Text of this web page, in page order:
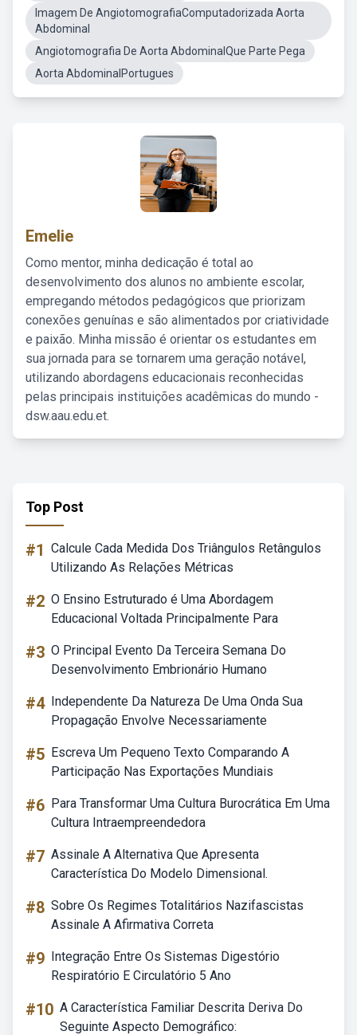
Imagem De AngiotomografiaComputadorizada Aorta
Abdominal
Angiotomografia De Aorta AbdominalQue Parte Pega
Aorta AbdominalPortugues
Emelie
Como mentor, minha dedicação é total ao
desenvolvimento dos alunos no ambiente escolar,
empregando métodos pedagógicos que priorizam
conexões genuínas e são alimentados por criatividade
e paixão. Minha missão é orientar os estudantes em
sua jornada para se tornarem uma geração notável,
utilizando abordagens educacionais reconhecidas
pelas principais instituições acadêmicas do mundo -
dsw.aau.edu.et.
Top Post
#1 Calcule Cada Medida Dos Triângulos Retângulos
Utilizando As Relações Métricas
#2 O Ensino Estruturado é Uma Abordagem
Educacional Voltada Principalmente Para
#3 O Principal Evento Da Terceira Semana Do
Desenvolvimento Embrionário Humano
#4 Independente Da Natureza De Uma Onda Sua
Propagação Envolve Necessariamente
#5 Escreva Um Pequeno Texto Comparando A
Participação Nas Exportações Mundiais
#6 Para Transformar Uma Cultura Burocrática Em Uma
Cultura Intraempreendedora
#7 Assinale A Alternativa Que Apresenta
Característica Do Modelo Dimensional.
#8 Sobre Os Regimes Totalitários Nazifascistas
Assinale A Afirmativa Correta
#9 Integração Entre Os Sistemas Digestório
Respiratório E Circulatório 5 Ano
#10 A Característica Familiar Descrita Deriva Do
Seguinte Aspecto Demográfico: